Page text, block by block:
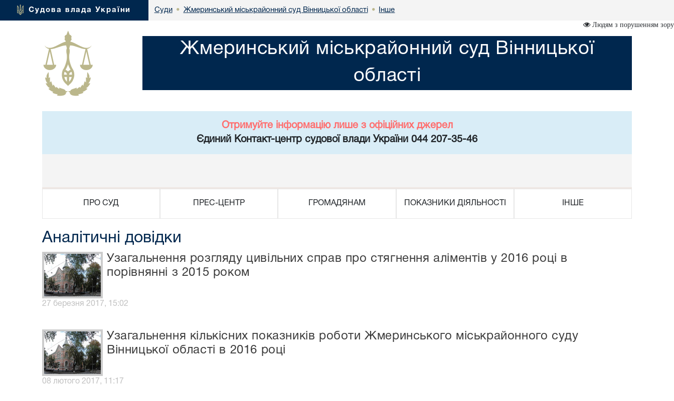
Судова влада України Суди • Жмеринський міськрайонний суд Вінницької області • Інше
Людям з порушенням зору
Жмеринський міськрайонний суд Вінницької
області
Отримуйте інформацію лише з офіційних джерел
Єдиний Контакт-центр судової влади України 044 207-35-46
ПРО СУД ПРЕС-ЦЕНТР ГРОМАДЯНАМ ПОКАЗНИКИ ДІЯЛЬНОСТІ ІНШЕ
Аналітичні довідки
Узагальнення розгляду цивільних справ про стягнення аліментів у 2016 році в
порівнянні з 2015 роком
27 березня 2017, 15:02
Узагальнення кількісних показників роботи Жмеринського міськрайонного суду
Вінницької області в 2016 році
08 лютого 2017, 11:17